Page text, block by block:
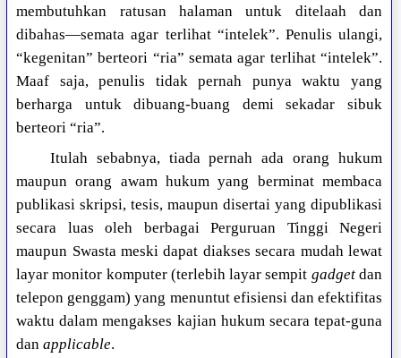
membutuhkan ratusan halaman untuk ditelaah dan
dibahas—semata agar terlihat “intelek”. Penulis ulangi,
“kegenitan” berteori “ria” semata agar terlihat “intelek”.
Maaf saja, penulis tidak pernah punya waktu yang
berharga untuk dibuang-buang demi sekadar sibuk
berteori “ria”.
Itulah sebabnya, tiada pernah ada orang hukum
maupun orang awam hukum yang berminat membaca
publikasi skripsi, tesis, maupun disertai yang dipublikasi
secara luas oleh berbagai Perguruan Tinggi Negeri
maupun Swasta meski dapat diakses secara mudah lewat
layar monitor komputer (terlebih layar sempit gadgetdan
telepon genggam) yang menuntut efisiensi dan efektifitas
waktu dalam mengakses kajian hukum secara tepat-guna
danapplicable.